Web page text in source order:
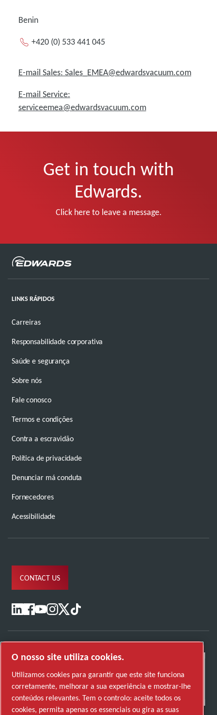
Benin
+420 (0) 533 441 045
E-mail Sales: Sales_EMEA@edwardsvacuum.com
E-mail Service:
serviceemea@edwardsvacuum.com
Get in touch with
Edwards.
Click here to leave a message.
LINKS RÁPIDOS
Carreiras
Responsabilidade corporativa
Saúde e segurança
Sobre nós
Fale conosco
Termos e condições
Contra a escravidão
Política de privacidade
Denunciar má conduta
Fornecedores
Acessibilidade
CONTACT US
O nosso site utiliza cookies.
Utilizamos cookies para garantir que este site funciona
corretamente, melhorar a sua experiência e mostrar-lhe
conteúdos relevantes. Tem o controlo: aceite todos os
cookies, permita apenas os essenciais ou gira as suas